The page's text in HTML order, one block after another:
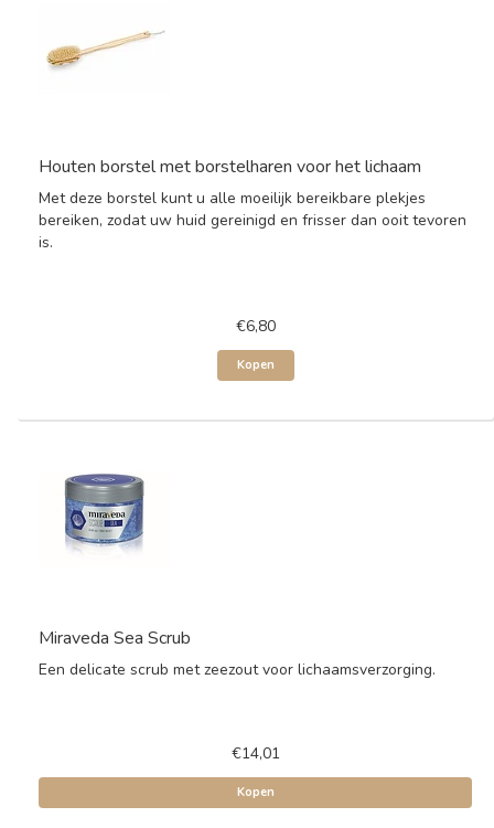
Houten borstel met borstelharen voor het lichaam
Met deze borstel kunt u alle moeilijk bereikbare plekjes
bereiken, zodat uw huid gereinigd en frisser dan ooit tevoren
is.
€6,80
Kopen
Miraveda Sea Scrub
Een delicate scrub met zeezout voor lichaamsverzorging.
€14,01
Kopen